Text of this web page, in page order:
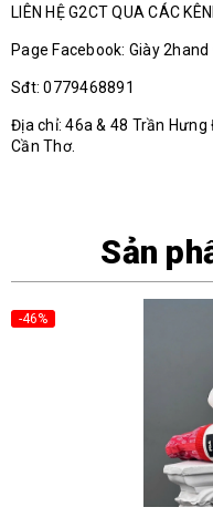
LIÊN HỆ G2CT QUA CÁC
Page Facebook: Giày
Sđt: 0779468891
Địa chỉ: 46a & 48 Trần Hưng
Cần Thơ.
Sản
-46%